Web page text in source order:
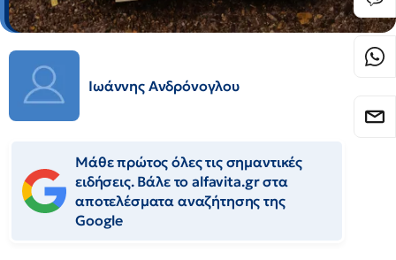
Ιωάννης Ανδρόνογλου
Μάθε πρώτος όλες τις σημαντικές
ειδήσεις. Βάλε το alfavita.gr στα
αποτελέσματα αναζήτησης της
Google